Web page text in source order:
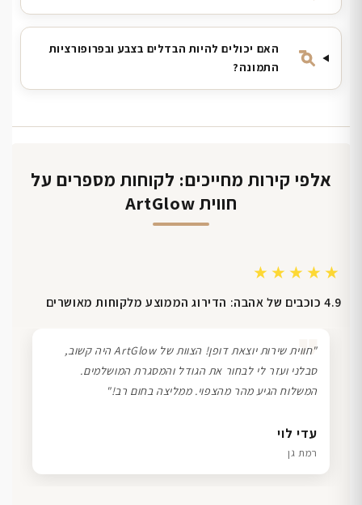
האם יכולים להיות הבדלים בצבע ובפרופורציות
התמונה?
אלפי קירות מחייכים: לקוחות מספרים על
חווית ArtGlow
★★★★★
4.9 כוכבים של אהבה: הדירוג הממוצע מלקוחות מאושרים
שרון כהן
תל אביב
❞
"חווית שירות יוצאת דופן! הצוות של ArtGlow היה קשוב,
סבלני ועזר לי לבחור את הגודל והמסגרת המושלמים.
המשלוח הגיע מהר מהצפוי. ממליצה בחום רב!"
עדי לוי
רמת גן
דנה גל
חיפה
ליאת ויוסי מ.
הוד השרון